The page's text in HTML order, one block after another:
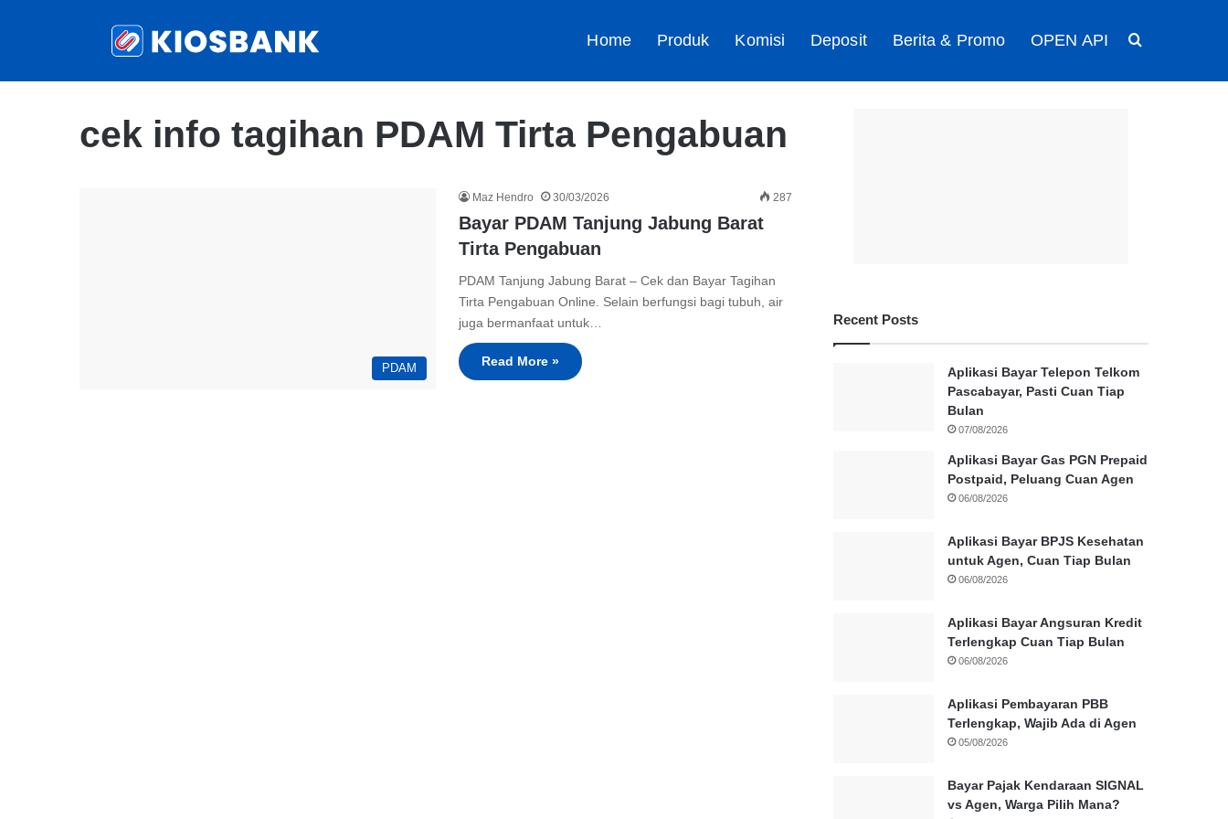
Home Produk Komisi Deposit Berita & Promo OPEN API
cek info tagihan PDAM Tirta Pengabuan
PDAM
Maz Hendro 30/03/2026 287
Bayar PDAM Tanjung Jabung Barat
Tirta Pengabuan
PDAM Tanjung Jabung Barat – Cek dan Bayar Tagihan
Tirta Pengabuan Online. Selain berfungsi bagi tubuh, air
juga bermanfaat untuk…
Read More »
Recent Posts
Aplikasi Bayar Telepon Telkom
Pascabayar, Pasti Cuan Tiap
Bulan
07/08/2026
Aplikasi Bayar Gas PGN Prepaid
Postpaid, Peluang Cuan Agen
06/08/2026
Aplikasi Bayar BPJS Kesehatan
untuk Agen, Cuan Tiap Bulan
06/08/2026
Aplikasi Bayar Angsuran Kredit
Terlengkap Cuan Tiap Bulan
06/08/2026
Aplikasi Pembayaran PBB
Terlengkap, Wajib Ada di Agen
05/08/2026
Bayar Pajak Kendaraan SIGNAL
vs Agen, Warga Pilih Mana?